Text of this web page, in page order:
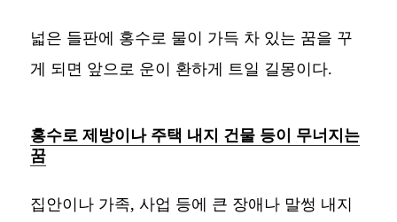
넓은 들판에 홍수로 물이 가득 차 있는 꿈을 꾸
게 되면 앞으로 운이 환하게 트일 길몽이다.
홍수로 제방이나 주택 내지 건물 등이 무너지는
꿈
집안이나 가족, 사업 등에 큰 장애나 말썽 내지